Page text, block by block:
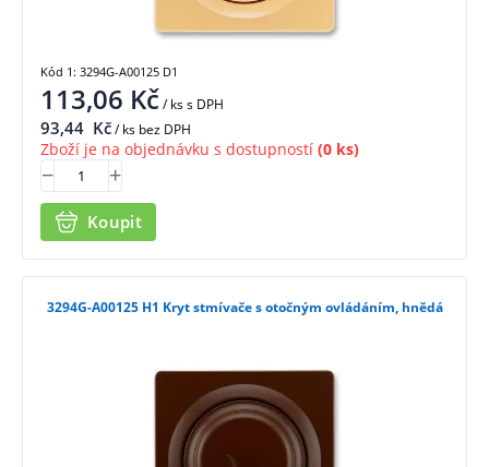
113,06 Kč/ kss DPH
93,44 Kč/ ks bez DPH
Zboží je na objednávku s dostupností (0 ks)
Koupit
Kód 1: 3294G-A00125 D1
3294G-A00125 H1 Kryt stmívače s otočným ovládáním, hnědá